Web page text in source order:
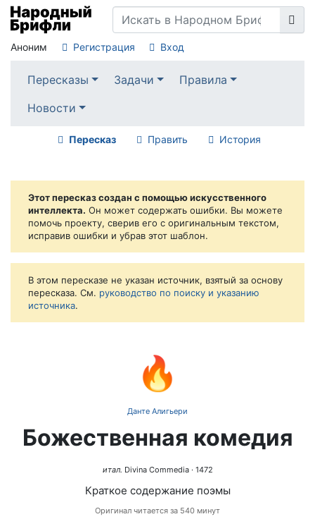
Аноним Регистрация Вход
Пересказы Задачи
Правила
Новости
Пересказ Править История
Этот пересказ создан с помощью искусственного
интеллекта. Он может содержать ошибки. Вы можете
помочь проекту, сверив его с оригинальным текстом,
исправив ошибки и убрав этот шаблон.
В этом пересказе не указан источник, взятый за основу
пересказа. См. руководство по поиску и указанию
источника.
🔥
Данте Алигьери
Божественная комедия
итал. Divina Commedia· 1472
Краткое содержание поэмы
Оригинал читается за 540 минут